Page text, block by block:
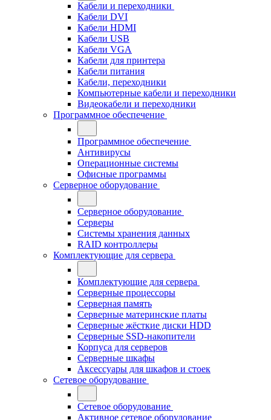
Кабели и переходники
Кабели DVI
Кабели HDMI
Кабели USB
Кабели VGA
Кабели для принтера
Кабели питания
Кабели, переходники
Компьютерные кабели и переходники
Видеокабели и переходники
Программное обеспечение
Программное обеспечение
Антивирусы
Операционные системы
Офисные программы
Серверное оборудование
Серверное оборудование
Серверы
Системы хранения данных
RAID контроллеры
Комплектующие для сервера
Комплектующие для сервера
Серверные процессоры
Серверная память
Серверные материнские платы
Серверные жёсткие диски HDD
Серверные SSD-накопители
Корпуса для серверов
Серверные шкафы
Аксессуары для шкафов и стоек
Сетевое оборудование
Сетевое оборудование
Активное сетевое оборудование